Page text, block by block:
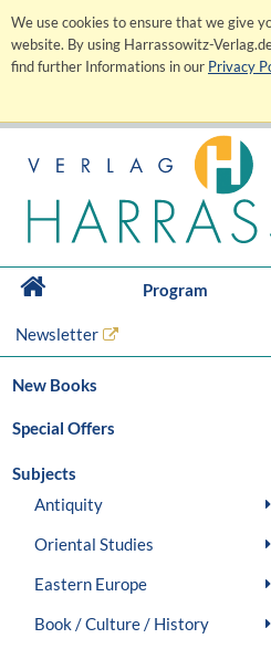
We use cookies to ensure that we give
website. By using Harrassowitz-
find further Informations in our Privacy
Program
Newsletter
New Books
Special Offers
Subjects
Antiquity
Oriental Studies
Eastern Europe
Book / Culture / History